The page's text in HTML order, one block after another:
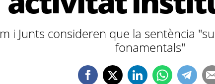
i Junts consideren que la sentència
fonamentals"